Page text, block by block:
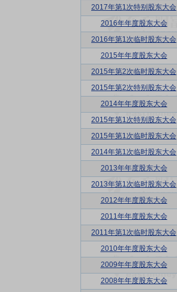
2017年第1次特别股东大会
2016年年度股东大会
2016年第1次临时股东大会
2015年年度股东大会
2015年第2次临时股东大会
2015年第2次特别股东大会
2014年年度股东大会
2015年第1次特别股东大会
2015年第1次临时股东大会
2014年第1次临时股东大会
2013年年度股东大会
2013年第1次临时股东大会
2012年年度股东大会
2011年年度股东大会
2011年第1次临时股东大会
2010年年度股东大会
2009年年度股东大会
2008年年度股东大会